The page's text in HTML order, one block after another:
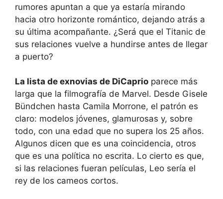
rumores apuntan a que ya estaría mirando
hacia otro horizonte romántico, dejando atrás a
su última acompañante. ¿Será que el Titanic de
sus relaciones vuelve a hundirse antes de llegar
a puerto?
La lista de exnovias de DiCaprio parece más
larga que la filmografía de Marvel. Desde Gisele
Bündchen hasta Camila Morrone, el patrón es
claro: modelos jóvenes, glamurosas y, sobre
todo, con una edad que no supera los 25 años.
Algunos dicen que es una coincidencia, otros
que es una política no escrita. Lo cierto es que,
si las relaciones fueran películas, Leo sería el
rey de los cameos cortos.